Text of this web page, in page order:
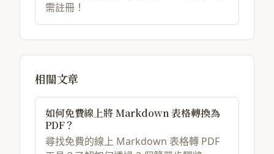
需註冊！
相關文章
如何免費線上將 Markdown 表格轉換為
PDF？
尋找免費的線上 Markdown 表格轉 PDF